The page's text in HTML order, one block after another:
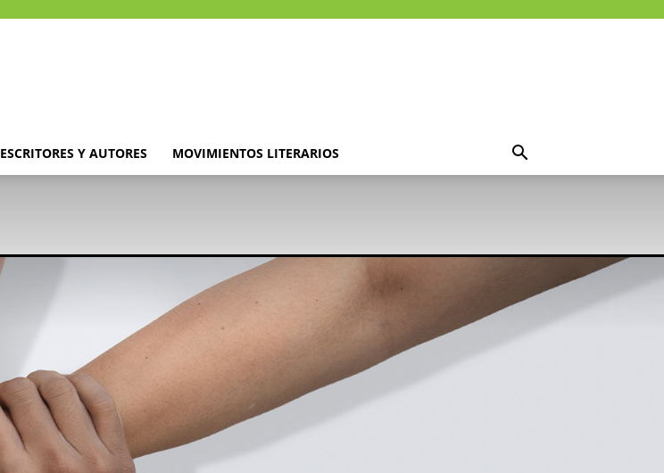
ESCRITORES Y AUTORES MOVIMIENTOS LITERARIOS